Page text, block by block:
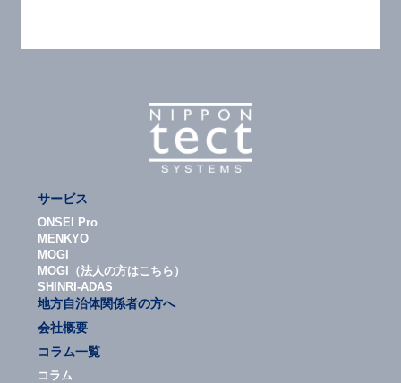
サービス
ONSEI Pro
MENKYO
MOGI
MOGI（法人の方はこちら）
SHINRI-ADAS
地方自治体関係者の方へ
会社概要
コラム一覧
コラム